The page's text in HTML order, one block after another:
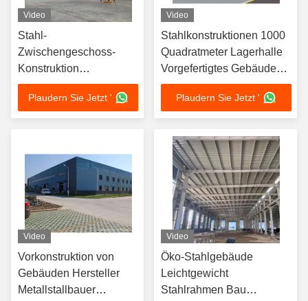
Video
Stahl-
Zwischengeschoss-
Konstruktion
Vorgefertigtes
Leichtstahlrahmenhaus
Plaudern Sie Jetzt '
Video
Stahlkonstruktionen 1000
Quadratmeter Lagerhalle
Vorgefertigtes Gebäude
Metallgebäude-Bausatz
Stahlkonstruktionslager
Plaudern Sie Jetzt '
Video
Vorkonstruktion von
Gebäuden Hersteller
Metallstallbauer
Video
Öko-Stahlgebäude
Leichtgewicht
Stahlrahmen Bau